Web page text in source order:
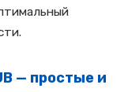
— простые и